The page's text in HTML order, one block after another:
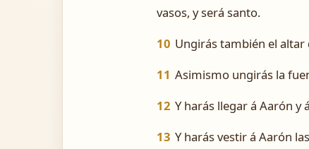
vasos, y será santo.
10 Ungirás también el altar
11 Asimismo ungirás la
12 Y harás llegar á Aarón y
13 Y harás vestir á Aarón